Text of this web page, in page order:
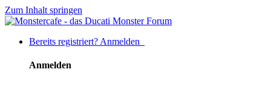
Zum Inhalt springen
Bereits registriert? Anmelden
Anmelden